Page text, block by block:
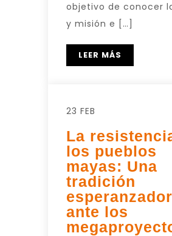
objetivo de conocer
y misión e […]
LEER MÁS
23 FEB
La
los pueblos
mayas: Una
tradición
ante los